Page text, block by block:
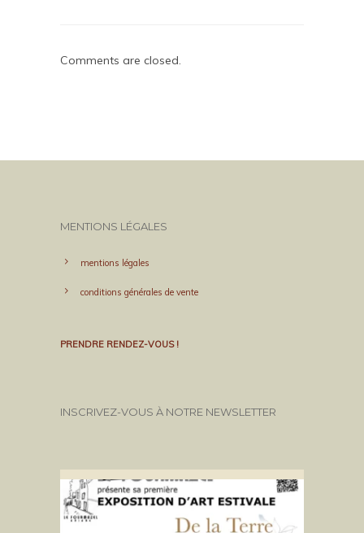
Comments are closed.
MENTIONS LÉGALES
mentions légales
conditions générales de vente
PRENDRE RENDEZ-VOUS !
INSCRIVEZ-VOUS À NOTRE NEWSLETTER